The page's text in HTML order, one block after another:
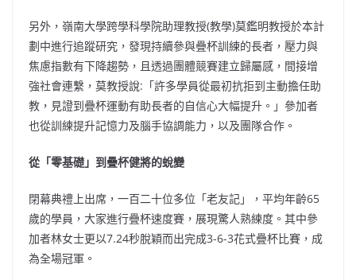
另外，嶺南大學跨學科學院助理教授(教學)莫鑑明教授於本計
劃中進行追蹤研究，發現持續參與疊杯訓練的長者，壓力與
焦慮指數有下降趨勢，且透過團體競賽建立歸屬感，間接增
強社會連繫，莫教授說:「許多學員從最初抗拒到主動擔任助
教，見證到疊杯運動有助長者的自信心大幅提升。」參加者
也從訓練提升記憶力及腦手協調能力，以及團隊合作。
從「零基礎」到疊杯健將的蛻變
閉幕典禮上出席，一百二十位多位「老友記」，平均年齡65
歲的學員，大家進行疊杯速度賽，展現驚人熟練度。其中參
加者林女士更以7.24秒脫穎而出完成3-6-3花式疊杯比賽，成
為全場冠軍。